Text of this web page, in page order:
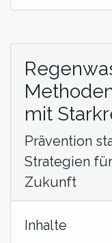
mit
Prävention
Strategien
Zukunft
Inhalte